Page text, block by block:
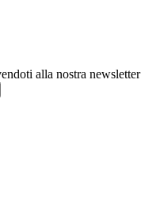
alla nostra newsletter